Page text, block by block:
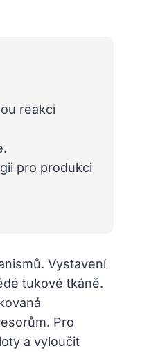
reakci
pro produkci
Vystavení
tukové tkáně.
Pro
a vyloučit